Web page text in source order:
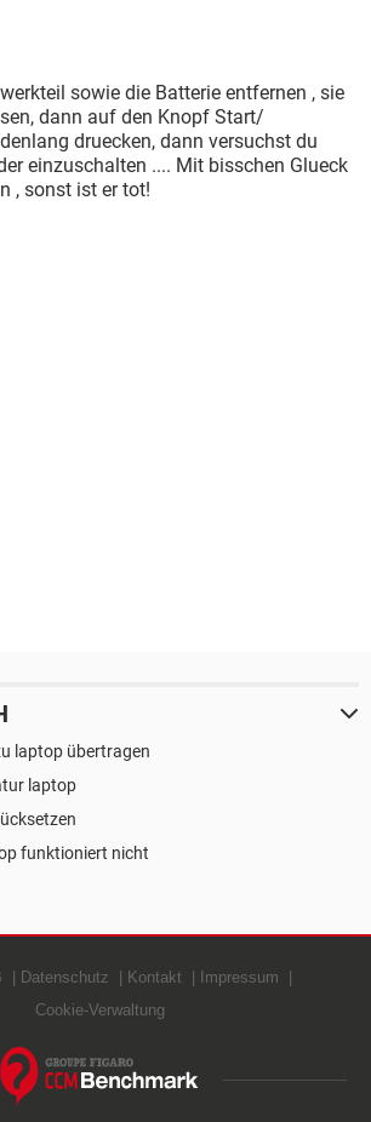
sowie die Batterie entfernen , sie
dann auf den Knopf Start/
druecken, dann versuchst du
einzuschalten .... Mit bisschen Glueck
, sonst ist er tot!
laptop übertragen
laptop
funktioniert nicht
Datenschutz Kontakt
Impressum
Cookie-Verwaltung